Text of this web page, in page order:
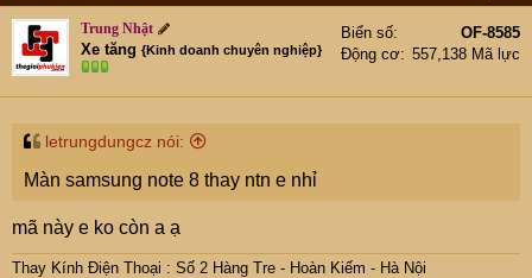
Trung Nhật
Xe tăng {Kinh doanh chuyên nghiệp}
Biển số
OF-8585
Động cơ
557,138 Mã lực
letrungdungcz nói:
Màn samsung note 8 thay ntn e nhỉ
mã này e ko còn a ạ
Thay Kính Điện Thoại : Số 2 Hàng Tre - Hoàn Kiếm - Hà Nội